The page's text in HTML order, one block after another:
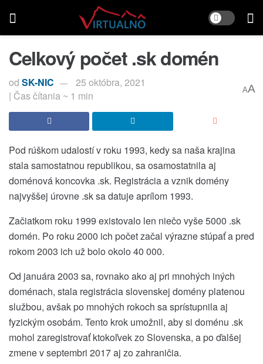
Celkový počet .sk domén
od SK-NIC
25 októbra, 2021
| Čas čítania ~ 1 min
AA
Pod rúškom udalostí v roku 1993, kedy sa naša krajina
stala samostatnou republikou, sa osamostatnila aj
doménová koncovka .sk. Registrácia a vznik domény
najvyššej úrovne .sk sa datuje aprílom 1993.
Začiatkom roku 1999 existovalo len niečo vyše 5000 .sk
domén. Po roku 2000 ich počet začal výrazne stúpať a pred
rokom 2003 ich už bolo okolo 40 000.
Od januára 2003 sa, rovnako ako aj pri mnohých iných
doménach, stala registrácia slovenskej domény platenou
službou, avšak po mnohých rokoch sa sprístupnila aj
fyzickým osobám. Tento krok umožnil, aby si doménu .sk
mohol zaregistrovať ktokoľvek zo Slovenska, a po ďalšej
zmene v septembri 2017 aj zo zahraničia.